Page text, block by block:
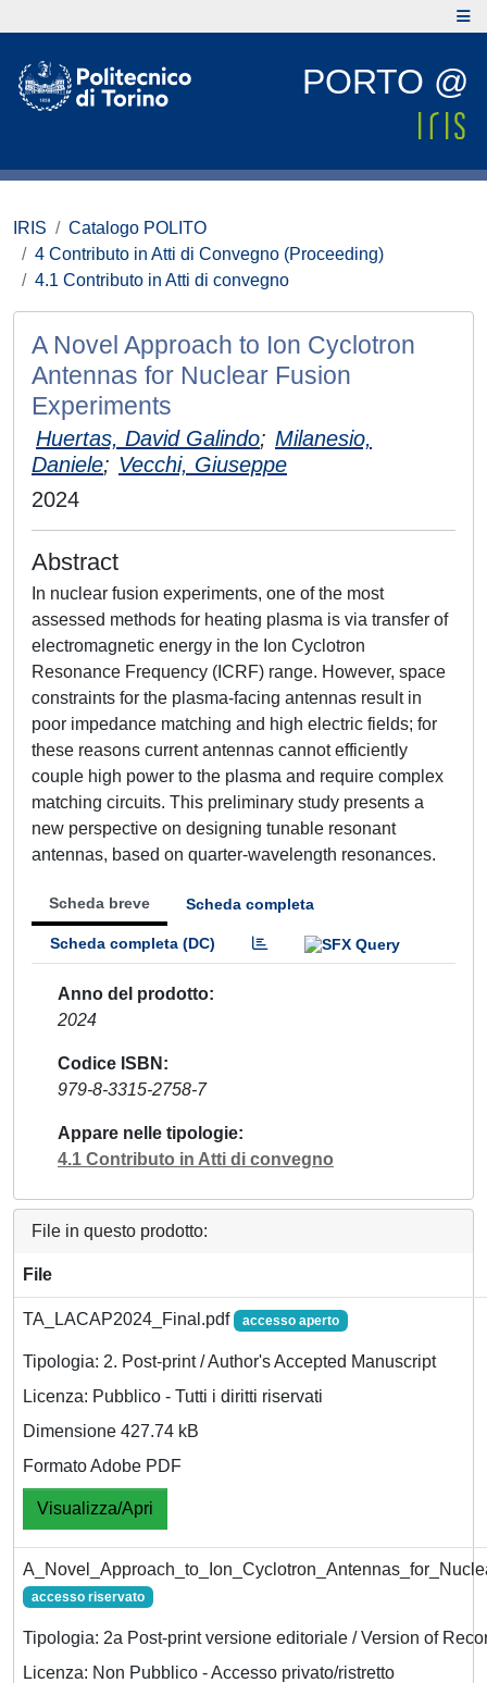
PORTO @
IRIS
Catalogo POLITO
4 Contributo in Atti di Convegno (Proceeding)
4.1 Contributo in Atti di convegno
A Novel Approach to Ion Cyclotron
Antennas for Nuclear Fusion
Experiments
Huertas, David Galindo; Milanesio,
Daniele; Vecchi, Giuseppe
2024
Abstract
In nuclear fusion experiments, one of the most
assessed methods for heating plasma is via transfer of
electromagnetic energy in the Ion Cyclotron
Resonance Frequency (ICRF) range. However, space
constraints for the plasma-facing antennas result in
poor impedance matching and high electric fields; for
these reasons current antennas cannot efficiently
couple high power to the plasma and require complex
matching circuits. This preliminary study presents a
new perspective on designing tunable resonant
antennas, based on quarter-wavelength resonances.
Scheda breve Scheda completa
Scheda completa (DC)
Anno del prodotto
2024
Codice ISBN
979-8-3315-2758-7
Appare nelle tipologie
4.1 Contributo in Atti di convegno
File in questo prodotto:
File
TA_LACAP2024_Final.pdf accesso aperto
Tipologia: 2. Post-print / Author's Accepted Manuscript
Licenza: Pubblico - Tutti i diritti riservati
Dimensione 427.74 kB
Formato Adobe PDF
Visualizza/Apri
accesso riservato
Tipologia: 2a Post-print versione editoriale / Version of
Licenza: Non Pubblico - Accesso privato/ristretto